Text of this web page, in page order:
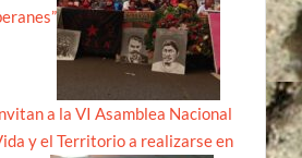
a la VI Asamblea Nacional
y el Territorio a realizarse en